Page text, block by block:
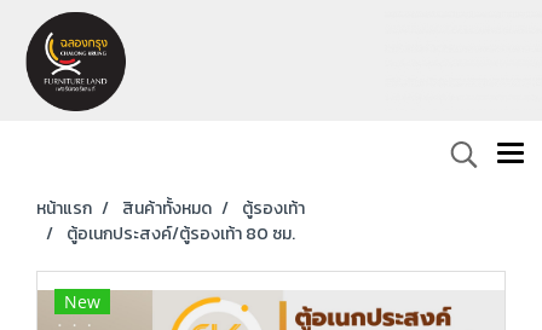
หน้าแรก สินค้าทั้งหมด
ตู้รองเท้า
ตู้อเนกประสงค์/ตู้รองเท้า 80 ซม.
New